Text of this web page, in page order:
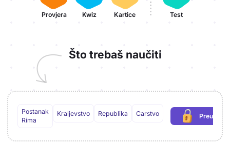
Provjera Kwiz Kartice Test
Što trebaš naučiti
Postanak
Rima
Kraljevstvo Republika Carstvo Preuzmi